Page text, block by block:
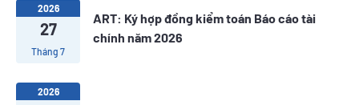
2026
27
Tháng 7
ART: Ký hợp đồng kiểm toán Báo cáo tài
chính năm 2026
2026